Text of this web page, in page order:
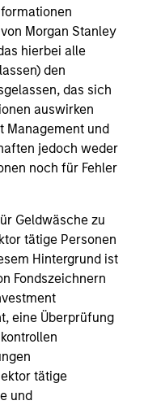
Morgan Stanley
hierbei alle
den
das sich
auswirken
Management und
jedoch weder
noch für Fehler
Geldwäsche zu
tätige Personen
Hintergrund ist
Fondszeichnern
eine Überprüfung
tätige
und
minimising the risk
chasing upside,
to exhibit an
time – delivering
downside
environments, a
compounder
investing
companies, the
Equity
process and
International